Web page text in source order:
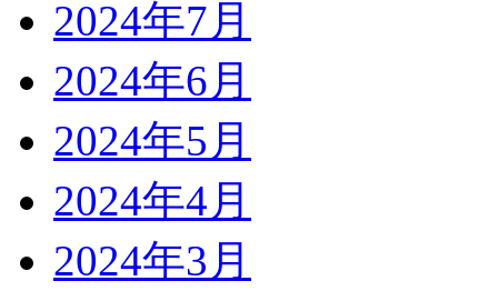
2024年7月
2024年6月
2024年5月
2024年4月
2024年3月